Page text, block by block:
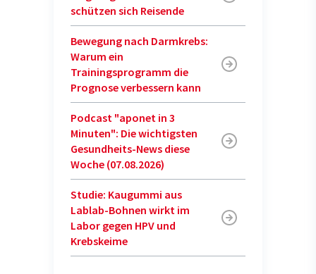
schützen sich Reisende
Bewegung nach Darmkrebs:
Warum ein
Trainingsprogramm die
Prognose verbessern kann
Podcast "aponet in 3
Minuten": Die wichtigsten
Gesundheits-News diese
Woche (07.08.2026)
Studie: Kaugummi aus
Lablab-Bohnen wirkt im
Labor gegen HPV und
Krebskeime